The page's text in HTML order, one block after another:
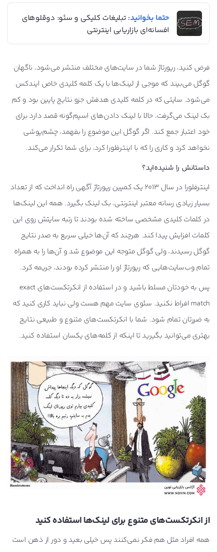
حتما بخوانید: تبلیغات کلیکی و سئو: دوقلوهای
افسانه‌ای بازاریابی اینترنتی
فرض کنید، رپورتاژ شما در سایت‌های مختلف منتشر می‌شود، ناگهان
گوگل می‌بیند که موجی از لینک‌ها با یک کلمه کلیدی خاص ایندکس
می‌شود. سایتی که در کلمه کلیدی هدفش جزو نتایج پایین بود و کم
بک لینک می‌گرفت، حالا با لینک دادن‌های اسپم‌گونه قصد دارد برای
خود اعتبار جمع کند. اگر گوگل این موضوع را بفهمد، چشم‌پوشی
نخواهد کرد و کاری را که با اینترفلورا کرد، برای شما تکرار می‌کند.
داستانش را شنیده‌اید؟
اینترفلورا در سال 2013 یک کمپین رپورتاژ آگهی راه انداخت که از تعداد
بسیار زیادی رسانه معتبر اینترنتی، بک لینک بگیرد. همه این لینک‌ها
در کلمات کلیدی مشخصی ساخته شده بودند تا رتبه سایتش روی این
کلمات افزایش پیدا کند. هرچند که آن‌ها خیلی سریع به صدر نتایج
گوگل رسیدند، ولی گوگل متوجه این موضوع شد و آن‌ها را به همراه
تمام وب‌سایت‌هایی که رپورتاژ او را منتشر کرده بودند، جریمه کرد.
پس به خودتان مسلط باشید و در استفاده از انکرتکست‌های exact
match افراط نکنید. سئوی سایت مهم هست ولی نباید کاری کنید که
به ضررتان تمام شود. شما با انکرتکست‌های متنوع و طبیعی نتایج
بهتری می‌توانید بگیرید تا اینکه از کلمه‌های یکسان استفاده کنید.
از انکرتکست‌های متنوع برای لینک‌ها استفاده کنید
همه افراد مثل هم فکر نمی‌کنند پس خیلی بعید و دور از ذهن است